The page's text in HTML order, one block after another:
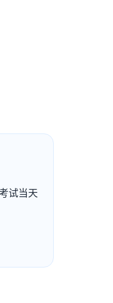
试当天